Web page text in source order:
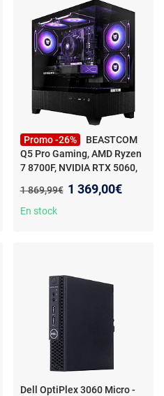
Promo -26%
BEASTCOM
Q5 Pro Gaming, AMD Ryzen
7 8700F, NVIDIA RTX 5060,
Ancien prix :
1 869,99€ Nouveau prix :
1 369,00€
En stock
Dell OptiPlex 3060 Micro -